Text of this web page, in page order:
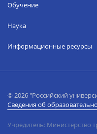
Обучение
Наука
Информационные ресурсы
© 2026 "Российский
Сведения об
Учредитель: Министерство